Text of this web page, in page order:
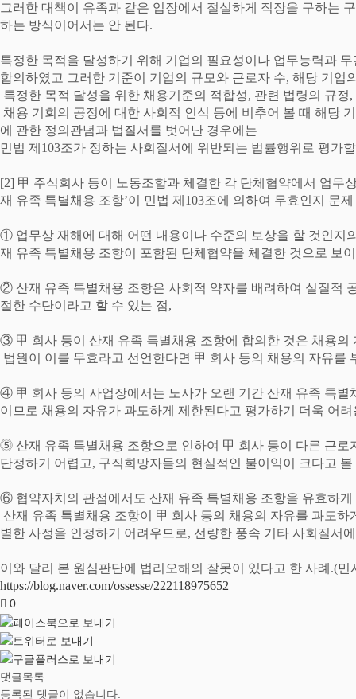
그러한 대책이 유족과 같은 입장에서 절실하게 직장을 구하는
하는 방식이어서는 안 된다.
특정한 목적을 달성하기 위해 기업의 필요성이나 업무능력과
합의하였고 그러한 기준이 기업의 규모와 근로자 수, 해당 기업
특정한 목적 달성을 위한 채용기준의 적합성, 관련 법령의 규정,
채용 기회의 공정에 대한 사회적 인식 등에 비추어 볼 때 해당
에 관한 정의관념과 법질서를 벗어난 경우에는
민법 제 103조가 정하는 사회질서에 위반되는 법률행위로 평가
[2] 甲 주식회사 등이 노동조합과 체결한 각 단체협약에서 업무
재 유족 특별채용 조항’이 민법 제 103조에 의하여 무효인지 문
① 업무상 재해에 대해 어떤 내용이나 수준의 보상을 할 것인지
재 유족 특별채용 조항이 포함된 단체협약을 체결한 것으로 보
② 산재 유족 특별채용 조항은 사회적 약자를 배려하여 실질적
절한 수단이라고 할 수 있는 점,
③ 甲 회사 등이 산재 유족 특별채용 조항에 합의한 것은 채용
법원이 이를 무효라고 선언한다면 甲 회사 등의 채용의 자유를
④ 甲 회사 등의 사업장에서는 노사가 오랜 기간 산재 유족 특
이므로 채용의 자유가 과도하게 제한된다고 평가하기 더욱 어려
⓹ 산재 유족 특별채용 조항으로 인하여 甲 회사 등이 다른 근로
단정하기 어렵고, 구직희망자들의 현실적인 불이익이 크다고
⑥ 협약자치의 관점에서도 산재 유족 특별채용 조항을 유효하
산재 유족 특별채용 조항이 甲 회사 등의 채용의 자유를 과도
별한 사정을 인정하기 어려우므로, 선량한 풍속 기타 사회질서
이와 달리 본 원심판단에 법리오해의 잘못이 있다고 한 사례 .(민
https://blog.naver.com/ossesse/222118975652
0
댓글목록
등록된 댓글이 없습니다.